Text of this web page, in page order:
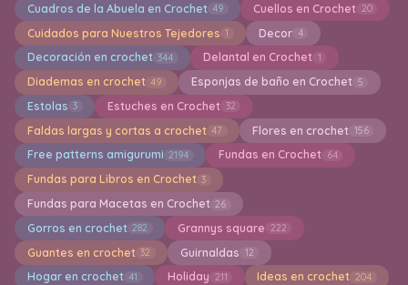
Cuadros de la Abuela en Crochet 49 Cuellos en Crochet 20
Cuidados para Nuestros Tejedores 1 Decor 4
Decoración en crochet 344 Delantal en Crochet 1
Diademas en crochet 49 Esponjas de baño en Crochet 5
Estolas 3 Estuches en Crochet 32
Faldas largas y cortas a crochet 47 Flores en crochet 156
Free patterns amigurumi 2194 Fundas en Crochet 64
Fundas para Libros en Crochet 3
Fundas para Macetas en Crochet 26
Gorros en crochet 282 Grannys square 222
Guantes en crochet 32 Guirnaldas 12
Hogar en crochet 41 Holiday 211 Ideas en crochet 204